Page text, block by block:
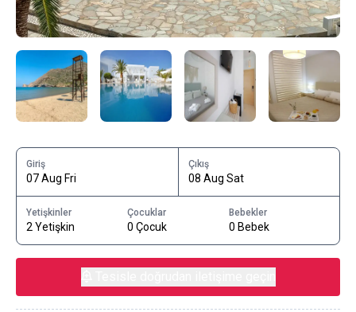
Giriş
07 Aug Fri
Çıkış
08 Aug Sat
Yetişkinler
2 Yetişkin
Çocuklar
0 Çocuk
Bebekler
0 Bebek